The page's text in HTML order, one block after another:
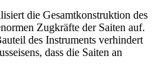
die Gesamtkonstruktion des
Zugkräfte der Saiten auf.
des Instruments verhindert
dass die Saiten an